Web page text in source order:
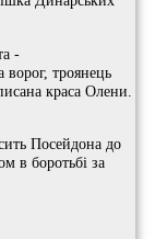
-
ворог, троянець
краса Олени.
Посейдона до
в боротьбі за